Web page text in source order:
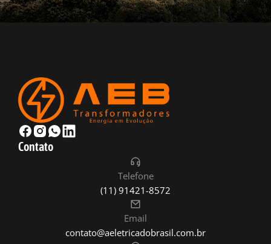
Contato
Telefone
(11) 91421-8572
Email
contato@aeletricadobrasil.com.br